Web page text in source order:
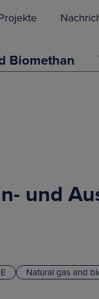
Biomethan
Natural gas and
und